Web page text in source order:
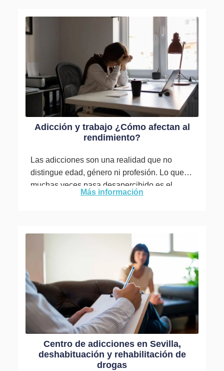
Adicción y trabajo ¿Cómo afectan al
rendimiento?
Las adicciones son una realidad que no
distingue edad, género ni profesión. Lo que
muchas veces pasa desapercibido es el
impacto silencioso que tienen...
Más información
Centro de adicciones en Sevilla,
deshabituación y rehabilitación de
drogas